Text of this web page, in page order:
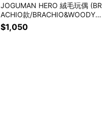
JOGUMAN HERO 絨毛玩偶 (BR
ACHIO款/BRACHIO&WOODY
款)
$1,050